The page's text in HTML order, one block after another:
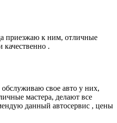
приезжаю к ним, отличные
качественно .
свое авто у них,
мастера, делают все
данный автосервис , цены